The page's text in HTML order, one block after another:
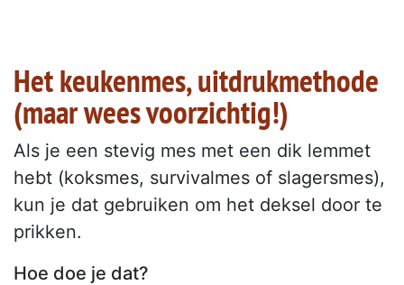
Het keukenmes, uitdrukmethode
(maar wees voorzichtig!)
Als je een stevig mes met een dik lemmet
hebt (koksmes, survivalmes of slagersmes),
kun je dat gebruiken om het deksel door te
prikken.
Hoe doe je dat?